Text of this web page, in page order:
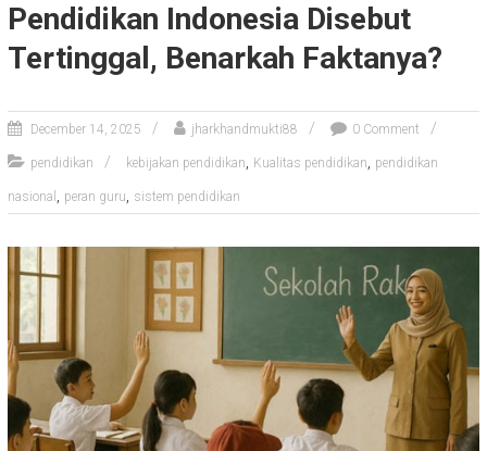
Pendidikan Indonesia Disebut
Tertinggal, Benarkah Faktanya?
December 14, 2025 jharkhandmukti88 0 Comment
pendidikan kebijakan pendidikan, Kualitas pendidikan, pendidikan
nasional , peran guru, sistem pendidikan